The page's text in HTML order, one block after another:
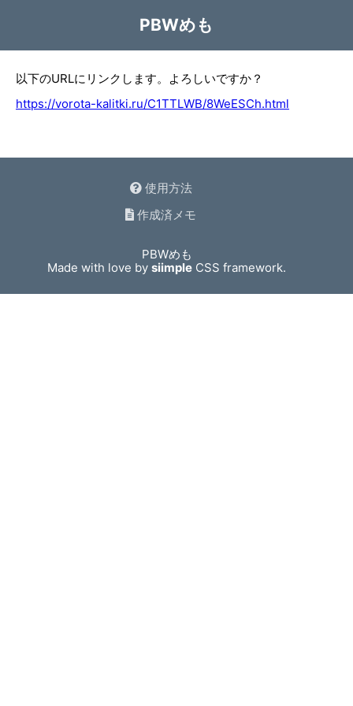
PBWめも
以下のURLにリンクします。よろしいですか？
https://vorota-kalitki.ru/C1TTLWB/8WeESCh.html
使用方法
作成済メモ
PBWめも
Made with love bysiimple CSS framework.